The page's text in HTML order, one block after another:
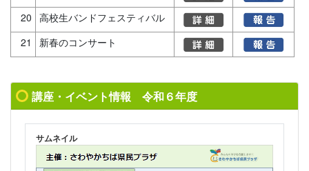
20 高校生バンドフェスティバル
21
新春のコンサート
講座・イベント情報 令和６年度
サムネイル